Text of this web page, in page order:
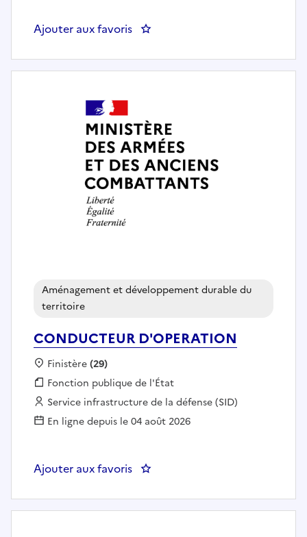
Ajouter aux favoris : CHARGE DE CLIENTELE
CONDUCTEUR D'OPERATION
Aménagement et développement durable du
territoire
Localisation :
Finistère(29)
Fonction publique :
Fonction publique de l'État
Employeur :
Service infrastructure de la défense (SID)
En ligne depuis le 04 août 2026
Ajouter aux favoris : CONDUCTEUR D'OPERATION